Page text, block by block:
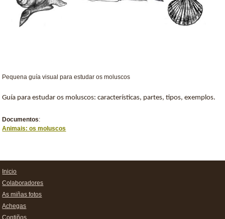
Pequena guía visual para estudar os moluscos
Guía para estudar os moluscos: características, partes, tipos, exemplos.
Documentos:
Animais: os moluscos
Inicio
Colaboradores
As miñas fotos
Achegas
Contiños